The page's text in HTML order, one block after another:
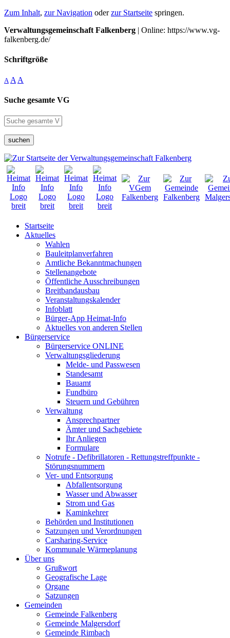
Zum Inhalt, zur Navigation oderzur Startseite springen.
Verwaltungsgemeinschaft Falkenberg | Online: https://www.vg-
falkenberg.de/
Schriftgröße
A A A
Suche gesamte VG
suchen
Startseite
Aktuelles
Wahlen
Bauleitplanverfahren
Amtliche Bekanntmachungen
Stellenangebote
Öffentliche Ausschreibungen
Breitbandausbau
Veranstaltungskalender
Infoblatt
Bürger-App Heimat-Info
Aktuelles von anderen Stellen
Bürgerservice
Bürgerservice ONLINE
Verwaltungsgliederung
Melde- und Passwesen
Standesamt
Bauamt
Fundbüro
Steuern und Gebühren
Verwaltung
Ansprechpartner
Ämter und Sachgebiete
Ihr Anliegen
Formulare
Notrufe - Defibrillatoren - Rettungstreffpunkte -
Störungsnummern
Ver- und Entsorgung
Abfallentsorgung
Wasser und Abwasser
Strom und Gas
Kaminkehrer
Behörden und Institutionen
Satzungen und Verordnungen
Carsharing-Service
Kommunale Wärmeplanung
Über uns
Grußwort
Geografische Lage
Organe
Satzungen
Gemeinden
Gemeinde Falkenberg
Gemeinde Malgersdorf
Gemeinde Rimbach